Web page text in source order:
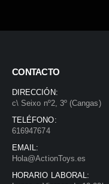
CONTACTO
DIRECCIÓN:
c\ Seixo nº2, 3º (Cangas)
TELÉFONO:
616947674
EMAIL:
Hola@ActionToys.es
HORARIO LABORAL: